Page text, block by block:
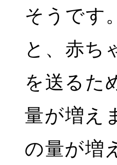
そうです
と、赤ち
を送るた
量が増え
の量が増